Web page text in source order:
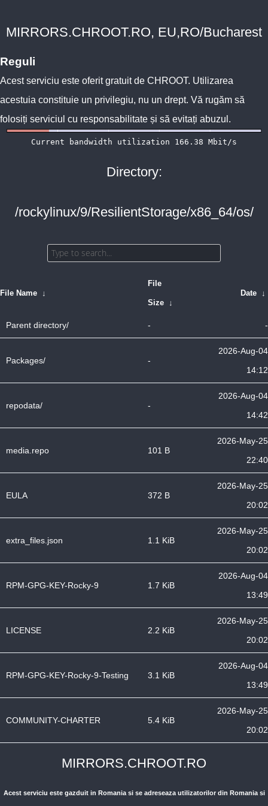
MIRRORS.CHROOT.RO, EU,RO/Bucharest
Reguli
Acest serviciu este oferit gratuit de CHROOT. Utilizarea
acestuia constituie un privilegiu, nu un drept. Vă rugăm să
folosiți serviciul cu responsabilitate și să evitați abuzul.
Directory:
/rockylinux/9/ResilientStorage/x86_64/os/
File Name ↓
File
Size ↓
Date ↓
Parent directory/ - -
Packages/ -
2026-Aug-04
14:12
repodata/ -
2026-Aug-04
14:42
media.repo 101 B
2026-May-25
22:40
EULA 372 B
2026-May-25
20:02
extra_files.json 1.1 KiB
2026-May-25
20:02
RPM-GPG-KEY-Rocky-9 1.7 KiB
2026-Aug-04
13:49
LICENSE 2.2 KiB
2026-May-25
20:02
RPM-GPG-KEY-Rocky-9-Testing 3.1 KiB
2026-Aug-04
13:49
COMMUNITY-CHARTER 5.4 KiB
2026-May-25
20:02
MIRRORS.CHROOT.RO
Acest serviciu este gazduit in Romania si se adreseaza utilizatorilor din Romania si